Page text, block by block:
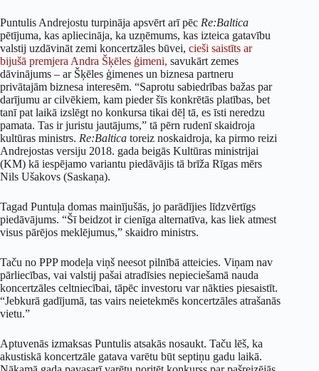
Puntulis Andrejostu turpināja apsvērt arī pēc Re:Baltica
pētījuma, kas apliecināja, ka uzņēmums, kas izteica gatavību
valstij uzdāvināt zemi koncertzāles būvei, cieši saistīts ar
bijušā premjera Andra Šķēles ģimeni, savukārt zemes
dāvinājums – ar Šķēles ģimenes un biznesa partneru
privātajām biznesa interesēm. “Saprotu sabiedrības bažas par
darījumu ar cilvēkiem, kam pieder šīs konkrētās platības, bet
tanī pat laikā izslēgt no konkursa tikai dēļ tā, es īsti neredzu
pamata. Tas ir juristu jautājums,” tā pērn rudenī skaidroja
kultūras ministrs. Re:Baltica toreiz noskaidroja, ka pirmo reizi
Andrejostas versiju 2018. gada beigās Kultūras ministrijai
(KM) kā iespējamo variantu piedāvājis tā brīža Rīgas mērs
Nils Ušakovs (Saskaņa).
Tagad Puntuļa domas mainījušās, jo parādījies līdzvērtīgs
piedāvājums. “Šī beidzot ir cienīga alternatīva, kas liek atmest
visus pārējos meklējumus,” skaidro ministrs.
Taču no PPP modeļa viņš neesot pilnībā atteicies. Viņam nav
pārliecības, vai valstij pašai atradīsies nepieciešamā nauda
koncertzāles celtniecībai, tāpēc investoru var nākties piesaistīt.
“Jebkurā gadījumā, tas vairs neietekmēs koncertzāles atrašanās
vietu.”
Aptuvenās izmaksas Puntulis atsakās nosaukt. Taču lēš, ka
akustiskā koncertzāle gatava varētu būt septiņu gadu laikā.